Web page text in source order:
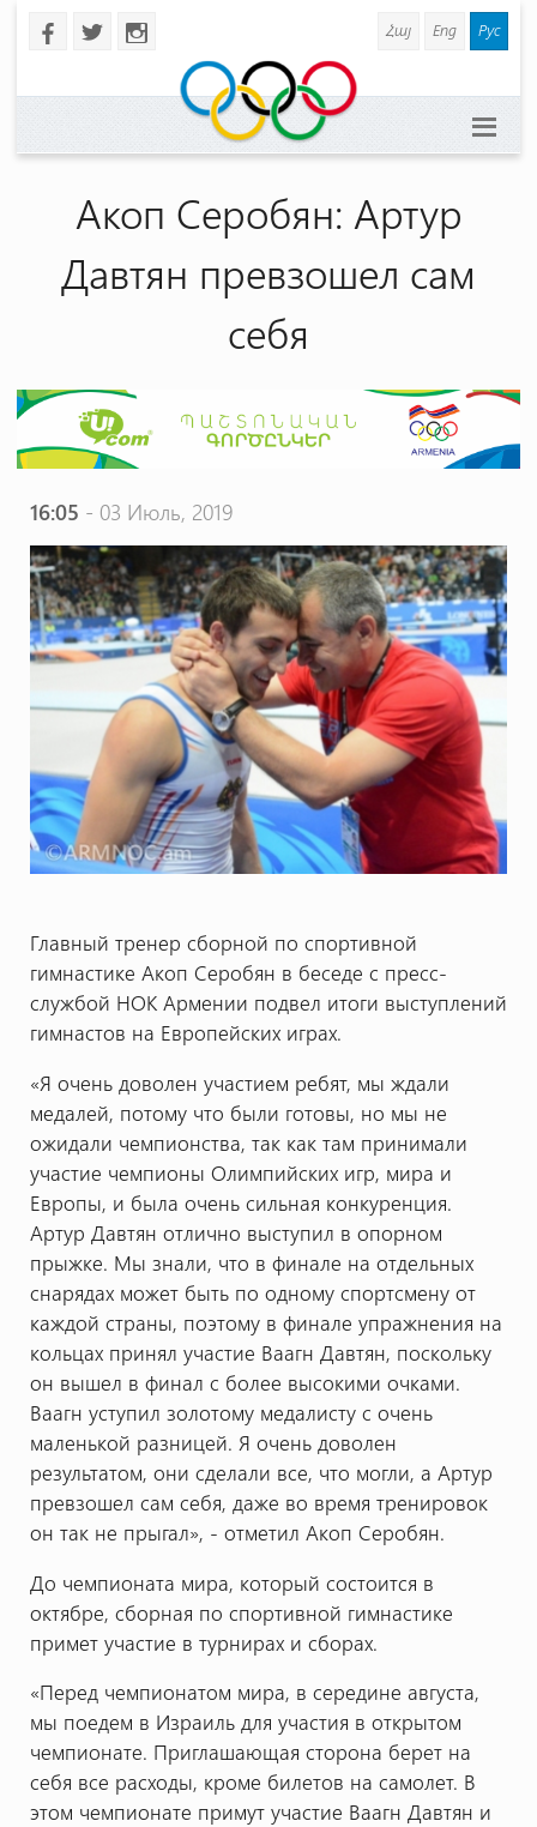
b a x Հայ Eng Рус
Акоп Серобян: Артур
Давтян превзошел сам
себя
16:05 - 03 Июль, 2019
Главный тренер сборной по спортивной
гимнастике Акоп Серобян в беседе с пресс-
службой НОК Армении подвел итоги выступлений
гимнастов на Европейских играх.
«Я очень доволен участием ребят, мы ждали
медалей, потому что были готовы, но мы не
ожидали чемпионства, так как там принимали
участие чемпионы Олимпийских игр, мира и
Европы, и была очень сильная конкуренция.
Артур Давтян отлично выступил в опорном
прыжке. Мы знали, что в финале на отдельных
снарядах может быть по одному спортсмену от
каждой страны, поэтому в финале упражнения на
кольцах принял участие Ваагн Давтян, поскольку
он вышел в финал с более высокими очками.
Ваагн уступил золотому медалисту с очень
маленькой разницей. Я очень доволен
результатом, они сделали все, что могли, а Артур
превзошел сам себя, даже во время тренировок
он так не прыгал», - отметил Акоп Серобян.
До чемпионата мира, который состоится в
октябре, сборная по спортивной гимнастике
примет участие в турнирах и сборах.
«Перед чемпионатом мира, в середине августа,
мы поедем в Израиль для участия в открытом
чемпионате. Приглашающая сторона берет на
себя все расходы, кроме билетов на самолет. В
этом чемпионате примут участие Ваагн Давтян и